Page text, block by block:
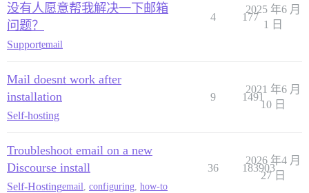
没有人愿意帮我解决一下邮箱
问题？
Supportemail
4 177
2025 年6 月
1 日
Mail doesnt work after
installation
Self-hosting
9 1491
2021 年6 月
10 日
Troubleshoot email on a new
Discourse install
Self-Hostingemail, configuring, how-to
36 183903
2026 年4 月
27 日